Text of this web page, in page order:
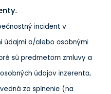
incident v
údajmi a/alebo osobnými
sú predmetom zmluvy a
údajov inzerenta,
za splnenie (na